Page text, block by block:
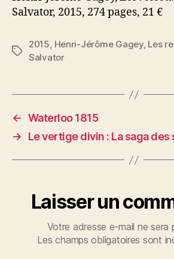
Salvator, 2015, 274 pages, 21 €
Étiquettes
2015, Henri-Jérôme Gagey, Les
Salvator
← Waterloo 1815
→
Le vertige divin : La saga
Laisser un
Votre adresse e-mail ne sera
Les champs obligatoires sont